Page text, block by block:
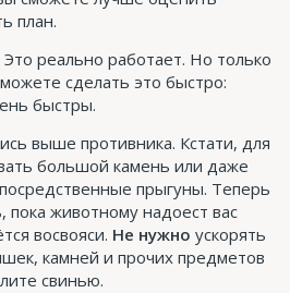
план.
реально работает. Но только
сделать это быстро:
быстры.
выше противника. Кстати, для
большой камень или даже
прыгуны. Теперь
пока животному надоест вас
восвояси. Не нужно ускорять
камней и прочих предметов
свинью.